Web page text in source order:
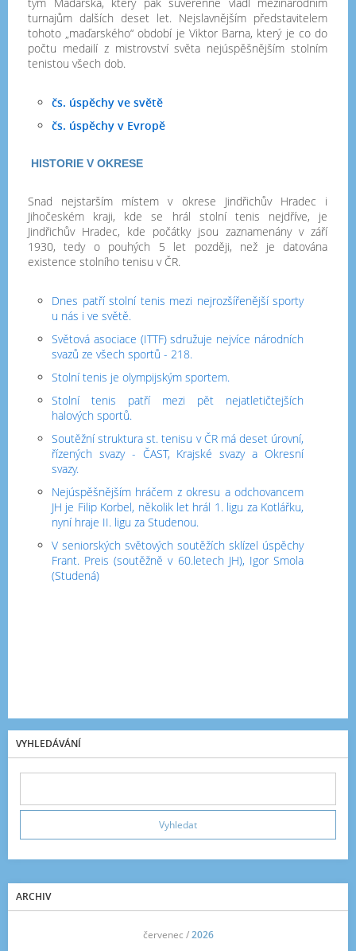
turnajům dalších deset let. Nejslavnějším představitelem
tohoto „maďarského“ období je Viktor Barna, který je co do
počtu medailí z mistrovství světa nejúspěšnějším stolním
tenistou všech dob.
čs. úspěchy ve světě
čs. úspěchy v Evropě
HISTORIE V OKRESE
Snad nejstarším místem v okrese Jindřichův Hradec i
Jihočeském kraji, kde se hrál stolní tenis nejdříve, je
Jindřichův Hradec, kde počátky jsou zaznamenány v září
1930, tedy o pouhých 5 let později, než je datována
existence stolního tenisu v ČR.
Dnes patří stolní tenis mezi nejrozšířenější sporty
u nás i ve světě.
Světová asociace (ITTF) sdružuje nejvíce národních
svazů ze všech sportů - 218.
Stolní tenis je olympijským sportem.
Stolní tenis patří mezi pět nejatletičtejších
halových sportů.
Soutěžní struktura st. tenisu v ČR má deset úrovní,
řízených svazy - ČAST, Krajské svazy a Okresní
svazy.
Nejúspěšnějším hráčem z okresu a odchovancem
JH je Filip Korbel, několik let hrál 1. ligu za Kotlářku,
nyní hraje II. ligu za Studenou.
V seniorských světových soutěžích sklízel úspěchy
Frant. Preis (soutěžně v 60.letech JH), Igor Smola
(Studená)
VYHLEDÁVÁNÍ
ARCHIV
červenec /2026